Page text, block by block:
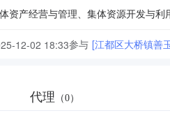
资产经营与管理、集体资源开发与
12-02 18:33参与 [江都区大桥镇善
代理 （0）